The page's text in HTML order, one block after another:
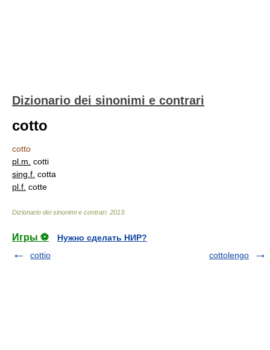
Dizionario dei sinonimi e contrari
cotto
cotto
pl. m. cotti
sing. f. cotta
pl. f. cotte
Dizionario dei sinonimi e contrari. 2013
Игры ⚽
Нужно сделать НИР?
cottio
cottolengo